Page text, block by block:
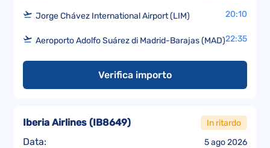
Jorge Chávez International Airport (LIM) 20:10
Aeroporto Adolfo Suárez di Madrid-Barajas (MAD)22:35
Verifica importo
Data: 5 ago 2026
Iberia Airlines (IB8649) In ritardo